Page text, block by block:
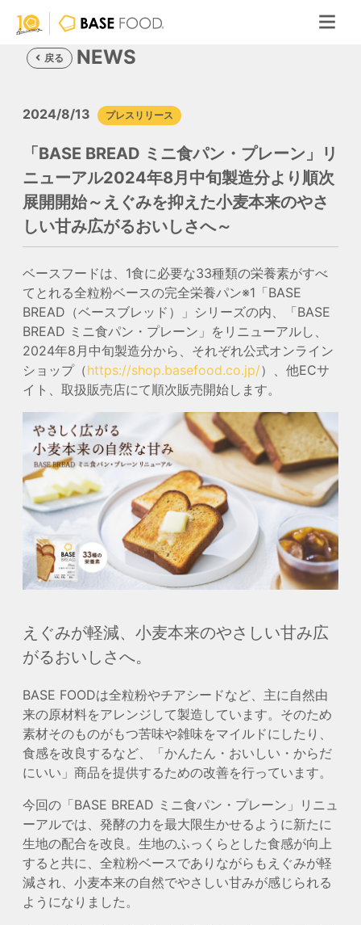
戻る NEWS
2024/8/13 プレスリリース
「BASE BREAD ミニ食パン・プレーン」リ
ニューアル2024年8月中旬製造分より順次
展開開始～えぐみを抑えた小麦本来のやさ
しい甘み広がるおいしさへ～
ベースフードは、1食に必要な33種類の栄養素がすべ
てとれる全粒粉ベースの完全栄養パン※1 「BASE
BREAD（ベースブレッド）」シリーズの内、「BASE
BREAD ミニ食パン・プレーン」をリニューアルし、
2024年8月中旬製造分から、それぞれ公式オンライン
ショップ（https://shop.basefood.co.jp/）、他ECサ
イト、取扱販売店にて順次販売開始します。
えぐみが軽減、小麦本来のやさしい甘み広
がるおいしさへ。
BASE FOODは全粒粉やチアシードなど、主に自然由
来の原材料をアレンジして製造しています。そのため
素材そのものがもつ苦味や雑味をマイルドにしたり、
食感を改良するなど、「かんたん・おいしい・からだ
にいい」商品を提供するための改善を行っています。
今回の「BASE BREAD ミニ食パン・プレーン」リニュ
ーアルでは、発酵の力を最大限生かせるように新たに
生地の配合を改良。生地のふっくらとした食感が向上
すると共に、全粒粉ベースでありながらもえぐみが軽
減され、小麦本来の自然でやさしい甘みが感じられる
ようになりました。